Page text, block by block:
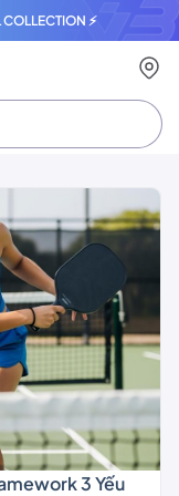
⚡
3 Yếu